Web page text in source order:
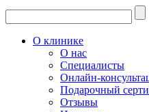
О клинике
О нас
Специалисты
Онлайн-
Подарочный
Отзывы